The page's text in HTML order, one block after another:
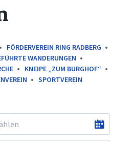
FÖRDERVEREIN RING RADBERG
WANDERUNGEN
KNEIPE „ZUM BURGHOF“
SPORTVEREIN